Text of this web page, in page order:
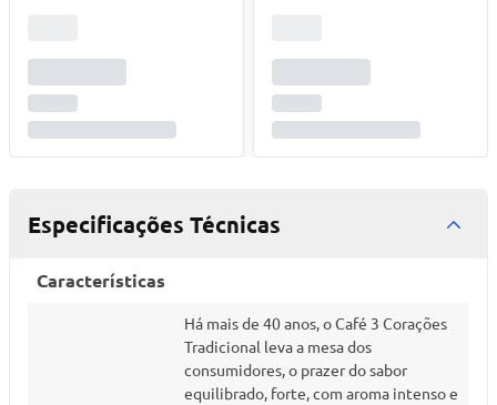
Especificações Técnicas
Características
Há mais de 40 anos, o Café 3 Corações
Tradicional leva a mesa dos
consumidores, o prazer do sabor
equilibrado, forte, com aroma intenso e